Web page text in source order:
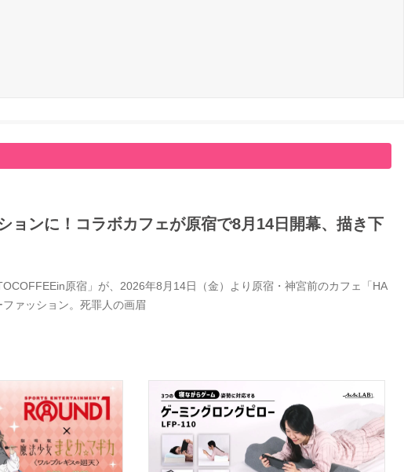
ョンに！コラボカフェが原宿で8月14日開幕、描き下
原宿」が、2026年8月14日（金）より原宿・神宮前のカフェ「HA
ァッション。死罪人の画眉